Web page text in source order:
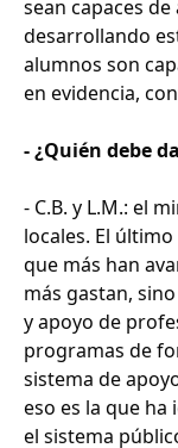
sean capaces
desarrollando
alumnos son
en evidencia,
- ¿Quién debe
- C.B. y L.M.: el
locales. El
que más han
más gastan,
y apoyo de
programas de
sistema de
eso es la que
el sistema